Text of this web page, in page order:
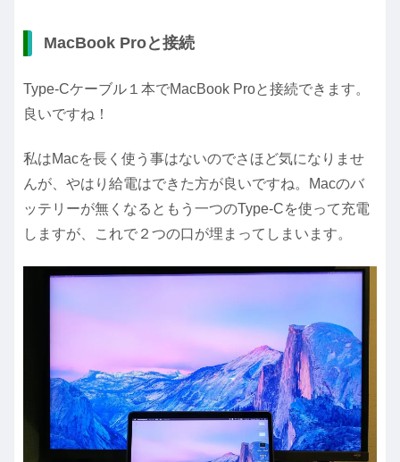
MacBook Proと接続
Type-Cケーブル１本でMacBook Proと接続できます。
良いですね！
私はMacを長く使う事はないのでさほど気になりませ
んが、やはり給電はできた方が良いですね。Macのバ
ッテリーが無くなるともう一つのType-Cを使って充電
しますが、これで２つの口が埋まってしまいます。